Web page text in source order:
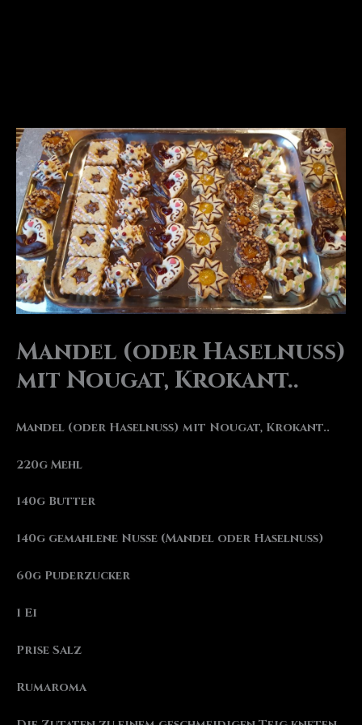
Mandel (oder Haselnuss)
mit Nougat, Krokant..
Mandel (oder Haselnuss) mit Nougat, Krokant..
220g Mehl
140g Butter
140g gemahlene Nusse (Mandel oder Haselnuss)
60g Puderzucker
1 Ei
Prise Salz
Rumaroma